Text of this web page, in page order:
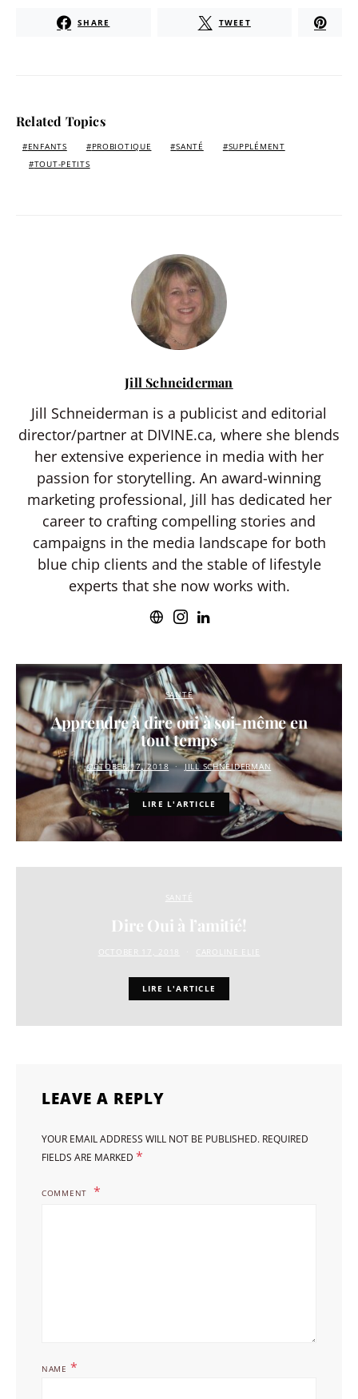
SHARE TWEET
Related Topics
ENFANTS PROBIOTIQUE SANTÉ
SUPPLÉMENT
TOUT-PETITS
Jill Schneiderman
Jill Schneiderman is a publicist and editorial
director/partner at DIVINE.ca, where she blends
her extensive experience in media with her
passion for storytelling. An award-winning
marketing professional, Jill has dedicated her
career to crafting compelling stories and
campaigns in the media landscape for both
blue chip clients and the stable of lifestyle
experts that she now works with.
SANTÉ
Apprendre à dire oui à soi-même en
tout temps
OCTOBER 17, 2018 JILL SCHNEIDERMAN
LIRE L'ARTICLE
SANTÉ
Dire Oui à l’amitié!
OCTOBER 17, 2018 CAROLINE ELIE
LIRE L'ARTICLE
LEAVE A REPLY
YOUR EMAIL ADDRESS WILL NOT BE PUBLISHED. REQUIRED
FIELDS ARE MARKED *
COMMENT
NAME *